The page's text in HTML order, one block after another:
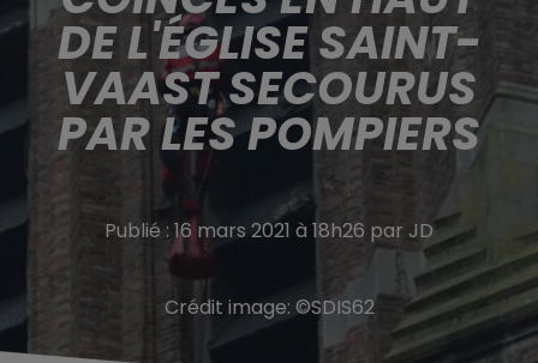
DE L'ÉGLISE SAINT-
VAAST SECOURUS
PAR LES POMPIERS
Publié : 16 mars 2021 à 18h26 par JD
Crédit image: ©SDIS62